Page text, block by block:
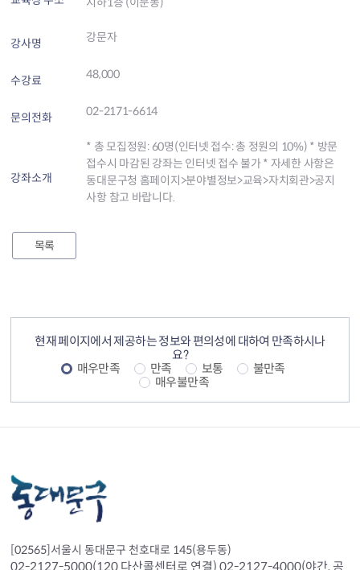
강사명 강문자
수강료 48,000
문의전화 02-2171-6614
강좌소개
* 총 모집정원: 60명(인터넷 접수: 총 정원의 10%) * 방문
접수시 마감된 강좌는 인터넷 접수 불가 * 자세한 사항은
동대문구청 홈페이지>분야별정보>교육>자치회관>공지
사항 참고 바랍니다.
목록
현재 페이지에서 제공하는 정보와 편의성에 대하여 만족하시나
요?
매우만족
만족 보통
불만족
매우불만족
[02565]서울시 동대문구 천호대로 145(용두동)
02-2127-5000(120 다산콜센터로 연결) 02-2127-4000(야간, 공